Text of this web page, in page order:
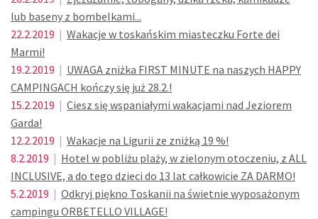
lub baseny z bombelkami...
22.2.2019 | Wakacje w toskańskim miasteczku Forte dei
Marmi!
19.2.2019 | UWAGA zniżka FIRST MINUTE na naszych HAPPY
CAMPINGACH kończy się już 28.2.!
15.2.2019 | Ciesz się wspaniałymi wakacjami nad Jeziorem
Garda!
12.2.2019 | Wakacje na Ligurii ze zniżką 19 %!
8.2.2019 | Hotel w pobliżu plaży, w zielonym otoczeniu, z ALL
INCLUSIVE, a do tego dzieci do 13 lat całkowicie ZA DARMO!
5.2.2019 | Odkryj piękno Toskanii na świetnie wyposażonym
campingu ORBETELLO VILLAGE!